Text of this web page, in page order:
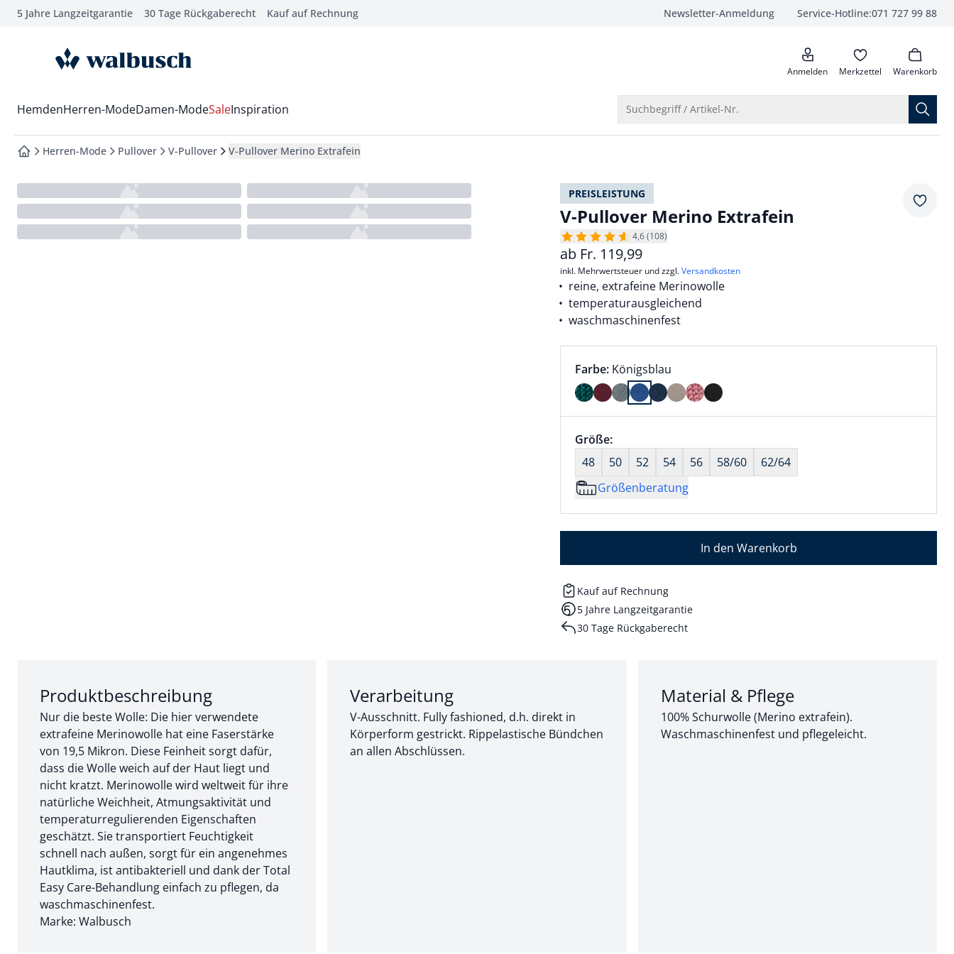
springen
springen
springen
5 Jahre Langzeitgarantie 30 Tage Rückgaberecht Kauf auf Rechnung Newsletter-Anmeldung Service-Hotline:071 727 99 88
anrufen
zur Startseite Anmelden Merkzettel Warenkorb
Wechsel in das Menü mit Pfeil-Runter Taste
HemdenHerren-ModeDamen-ModeSaleInspiration Suchbegriff / Artikel-Nr.
zur Startseite
Herren-Mode Pullover V-Pullover V-Pullover Merino Extrafein
PREISLEISTUNG
V-Pullover Merino Extrafein
4,6 (108)
ab Fr. 119,99
inkl. Mehrwertsteuer und zzgl.Versandkosten
reine, extrafeine Merinowolle
temperaturausgleichend
waschmaschinenfest
Farbauswahl:
Farbe: aktuell ausgewählt:
Königsblau
Farbe Königsblau ausgewählt
Größenauswahl:
Größe:nichts ausgewählt
48
50 52 54 56 58/60
62/64
Größenberatung
In den Warenkorb
Kauf auf Rechnung
5 Jahre Langzeitgarantie
30 Tage Rückgaberecht
Abschnitt 1 von 3:
Produktbeschreibung
Nur die beste Wolle: Die hier verwendete
extrafeine Merinowolle hat eine Faserstärke
von 19,5 Mikron. Diese Feinheit sorgt dafür,
dass die Wolle weich auf der Haut liegt und
nicht kratzt. Merinowolle wird weltweit für ihre
natürliche Weichheit, Atmungsaktivität und
temperaturregulierenden Eigenschaften
geschätzt. Sie transportiert Feuchtigkeit
schnell nach außen, sorgt für ein angenehmes
Hautklima, ist antibakteriell und dank der Total
Easy Care-Behandlung einfach zu pflegen, da
waschmaschinenfest.
Marke: Walbusch
Abschnitt 2 von 3:
Verarbeitung
V-Ausschnitt. Fully fashioned, d.h. direkt in
Körperform gestrickt. Rippelastische Bündchen
an allen Abschlüssen.
Abschnitt 3 von 3:
Material & Pflege
100% Schurwolle (Merino extrafein).
Waschmaschinenfest und pflegeleicht.